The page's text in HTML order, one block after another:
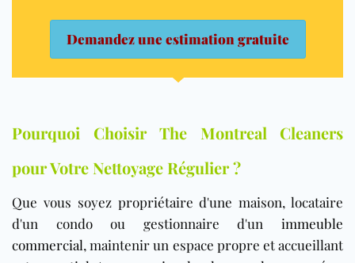
Demandez une estimation gratuite
Pourquoi Choisir The Montreal Cleaners
pour Votre Nettoyage Régulier ?
Que vous soyez propriétaire d'une maison, locataire
d'un condo ou gestionnaire d'un immeuble
commercial, maintenir un espace propre et accueillant